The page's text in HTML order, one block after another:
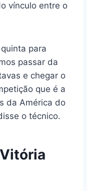
vínculo entre o
para
passar da
e chegar o
que é a
da América do
o técnico.